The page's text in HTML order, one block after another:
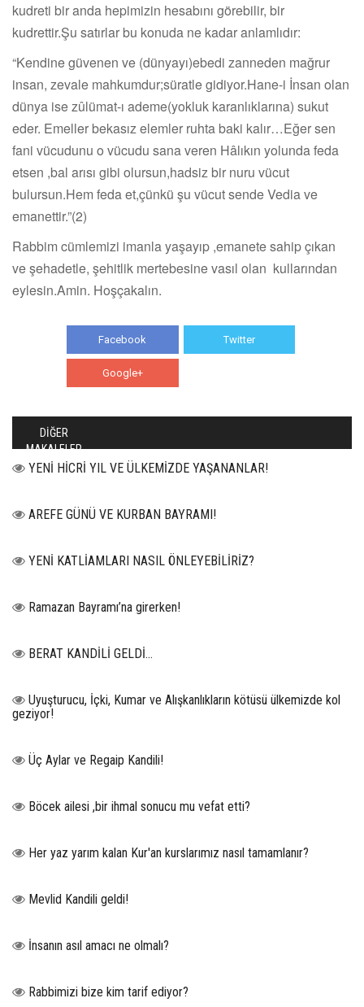
kudreti bir anda hepimizin hesabını görebilir, bir
kudrettir.Şu satırlar bu konuda ne kadar anlamlıdır:
“Kendine güvenen ve (dünyayı)ebedi zanneden mağrur
insan, zevale mahkumdur;süratle gidiyor.Hane-i İnsan olan
dünya ise zûlümat-ı ademe(yokluk karanlıklarına) sukut
eder. Emeller bekasız elemler ruhta baki kalır…Eğer sen
fani vücudunu o vücudu sana veren Hâlıkın yolunda feda
etsen ,bal arısı gibi olursun,hadsiz bir nuru vücut
bulursun.Hem feda et,çünkü şu vücut sende Vedia ve
emanettir.”(2)
Rabbim cümlemizi imanla yaşayıp ,emanete sahip çıkan
ve şehadetle, şehitlik mertebesine vasıl olan kullarından
eylesin.Amin. Hoşçakalın.
Facebook Twitter
Google+
DİĞER
MAKALELER
YENİ HİCRİ YIL VE ÜLKEMİZDE YAŞANANLAR!
AREFE GÜNÜ VE KURBAN BAYRAMI!
YENİ KATLİAMLARI NASIL ÖNLEYEBİLİRİZ?
Ramazan Bayramı’na girerken!
BERAT KANDİLİ GELDİ...
Uyuşturucu, İçki, Kumar ve Alışkanlıkların kötüsü ülkemizde kol
geziyor!
Üç Aylar ve Regaip Kandili!
Böcek ailesi ,bir ihmal sonucu mu vefat etti?
Her yaz yarım kalan Kur'an kurslarımız nasıl tamamlanır?
Mevlid Kandili geldi!
İnsanın asıl amacı ne olmalı?
Rabbimizi bize kim tarif ediyor?